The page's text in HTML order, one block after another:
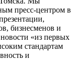
пресс-центром в
бизнесменов и
«из первых
стандартам
и